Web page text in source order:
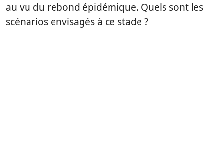
au vu du rebond épidémique. Quels sont les
scénarios envisagés à ce stade ?